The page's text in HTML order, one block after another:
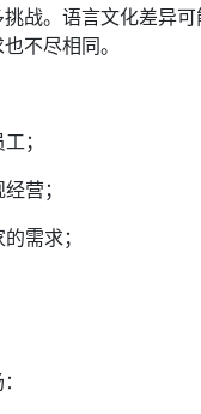
战。语言文化差异
不尽相同。
；
营；
需求；